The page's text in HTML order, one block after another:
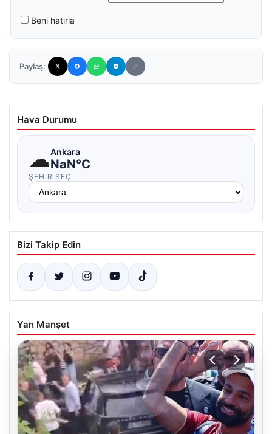
Beni hatırla
Paylaş:
Hava Durumu
☁Ankara
NaN°C
ŞEHIR SEÇ
Bizi Takip Edin
Yan Manşet